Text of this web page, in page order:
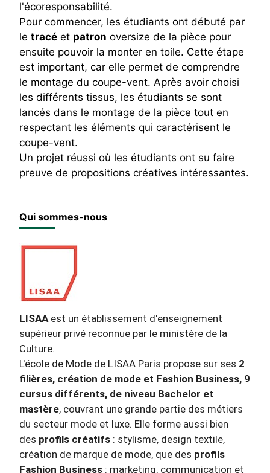
l'écoresponsabilité.
Pour commencer, les étudiants ont débuté par
le tracé et patron oversize de la pièce pour
ensuite pouvoir la monter en toile. Cette étape
est important, car elle permet de comprendre
le montage du coupe-vent. Après avoir choisi
les différents tissus, les étudiants se sont
lancés dans le montage de la pièce tout en
respectant les éléments qui caractérisent le
coupe-vent.
Un projet réussi où les étudiants ont su faire
preuve de propositions créatives intéressantes.
Qui sommes-nous
LISAAest un établissement d'enseignement
supérieur privé reconnue par le ministère de la
Culture.
L'école de Mode de LISAA Paris propose sur ses 2
filières, création de mode et Fashion Business, 9
cursus différents, de niveau Bachelor et
mastère, couvrant une grande partie des métiers
du secteur mode et luxe. Elle forme aussi bien
des profils créatifs : stylisme, design textile,
création de marque de mode, que des profils
Fashion Business : marketing, communication et